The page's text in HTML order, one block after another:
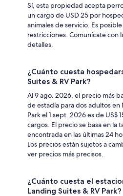
Sí, esta propiedad acepta
un cargo de USD 25 por
animales de servicio. Es
restricciones. Comunícate con
detalles.
¿Cuánto cuesta
Suites & RV Park?
Al 9 ago. 2026, el precio más
de estadía para dos adultos en
Park el 1 sept. 2026 es de US$
cargos. El precio se basa en la
encontrada en las últimas 24
Los precios están sujetos a
ver precios más precisos.
¿Cuánto cuesta el
Landing Suites & RV Park?